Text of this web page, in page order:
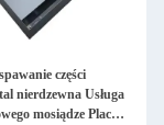
części
nierdzewna Usługa
mosiądze Plac